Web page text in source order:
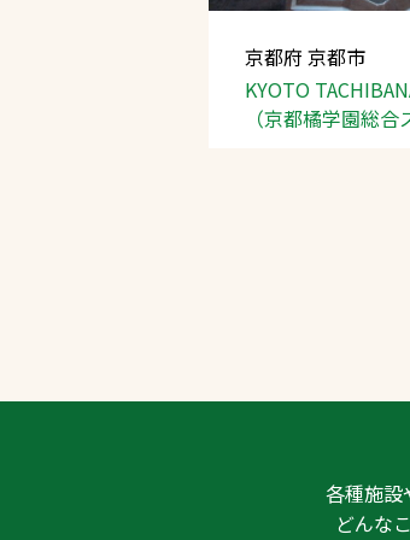
京都府 京都市
KYOTO
（京都橘学園総合
各種施設
どんな